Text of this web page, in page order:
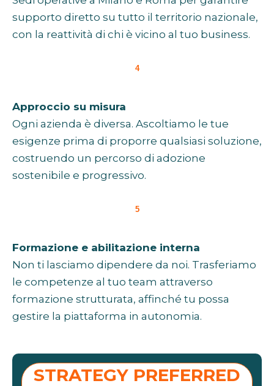
supporto diretto su tutto il territorio nazionale,
con la reattività di chi è vicino al tuo business.
4
Approccio su misura
Ogni azienda è diversa. Ascoltiamo le tue
esigenze prima di proporre qualsiasi soluzione,
costruendo un percorso di adozione
sostenibile e progressivo.
5
Formazione e abilitazione interna
Non ti lasciamo dipendere da noi. Trasferiamo
le competenze al tuo team attraverso
formazione strutturata, affinché tu possa
gestire la piattaforma in autonomia.
STRATEGY PREFERRED